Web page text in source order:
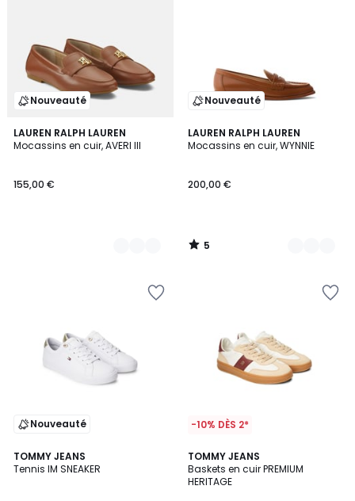
Nouveauté
LAUREN RALPH LAUREN
Mocassins en cuir, AVERI III
155,00 €
2
Couleurs
Nouveauté
LAUREN RALPH LAUREN
Mocassins en cuir, WYNNIE
200,00 €
5
/
2
Couleurs
5
/
Nouveauté
TOMMY JEANS
Tennis IM SNEAKER
-10% DÈS 2*
TOMMY JEANS
Baskets en cuir PREMIUM
HERITAGE